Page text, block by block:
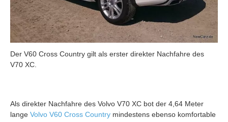
Der V60 Cross Country gilt als erster direkter Nachfahre des
V70 XC.
Als direkter Nachfahre des Volvo V70 XC bot der 4,64 Meter
lange Volvo V60 Cross Country mindestens ebenso komfortable